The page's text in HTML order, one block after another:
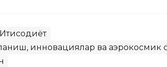
Иқтисодиёт
инновациялар ва аэрокосмик